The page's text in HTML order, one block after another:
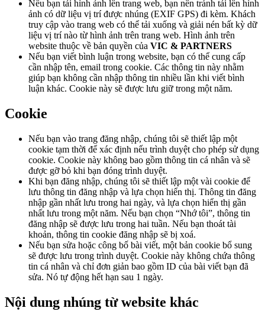
Nếu bạn tải hình ảnh lên trang web, bạn nên tránh tải lên hình
ảnh có dữ liệu vị trí được nhúng (EXIF GPS) đi kèm. Khách
truy cập vào trang web có thể tải xuống và giải nén bất kỳ dữ
liệu vị trí nào từ hình ảnh trên trang web. Hình ảnh trên
website thuộc về bản quyền của VIC & PARTNERS
Nếu bạn viết bình luận trong website, bạn có thể cung cấp
cần nhập tên, email trong cookie. Các thông tin này nhằm
giúp bạn không cần nhập thông tin nhiều lần khi viết bình
luận khác. Cookie này sẽ được lưu giữ trong một năm.
Cookie
Nếu bạn vào trang đăng nhập, chúng tôi sẽ thiết lập một
cookie tạm thời để xác định nếu trình duyệt cho phép sử dụng
cookie. Cookie này không bao gồm thông tin cá nhân và sẽ
được gỡ bỏ khi bạn đóng trình duyệt.
Khi bạn đăng nhập, chúng tôi sẽ thiết lập một vài cookie để
lưu thông tin đăng nhập và lựa chọn hiển thị. Thông tin đăng
nhập gần nhất lưu trong hai ngày, và lựa chọn hiển thị gần
nhất lưu trong một năm. Nếu bạn chọn “Nhớ tôi”, thông tin
đăng nhập sẽ được lưu trong hai tuần. Nếu bạn thoát tài
khoản, thông tin cookie đăng nhập sẽ bị xoá.
Nếu bạn sửa hoặc công bố bài viết, một bản cookie bổ sung
sẽ được lưu trong trình duyệt. Cookie này không chứa thông
tin cá nhân và chỉ đơn giản bao gồm ID của bài viết bạn đã
sửa. Nó tự động hết hạn sau 1 ngày.
Nội dung nhúng từ website khác